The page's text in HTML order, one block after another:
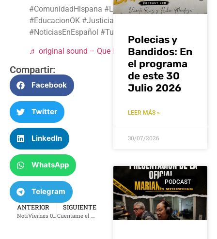
#ComunidadHispana #LeyHB4156
#EducacionOK #JusticiaParaTodos
#NoticiasEnEspañol #TulsaOK
♬ original sound – Que Buena Tulsa Radio
Compartir:
Facebook
Twitter
LinkedIn
WhatsApp
Telegram
ANTERIOR SIGUIENTE
Polecias y
Bandidos: En
el programa
de este 30
Julio 2026
LEER MÁS »
30/07/2026
PODCAST